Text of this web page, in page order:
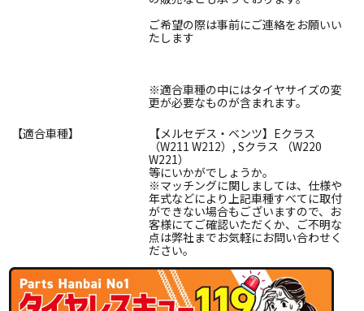
ご希望の際は事前にご連絡をお願いい
たします
※適合車種の中にはタイヤサイズの変
更が必要なものが含まれます。
【適合車種】
【メルセデス・ベンツ】Eクラス
（W211 W212）, Sクラス （W220
W221）
等にいかがでしょうか。
※マッチングに関しましては、仕様や
年式などにより上記車種すべてに取付
ができない場合もございますので、お
客様にてご確認いただくか、ご不明な
点は弊社までお気軽にお問い合わせく
ださい。